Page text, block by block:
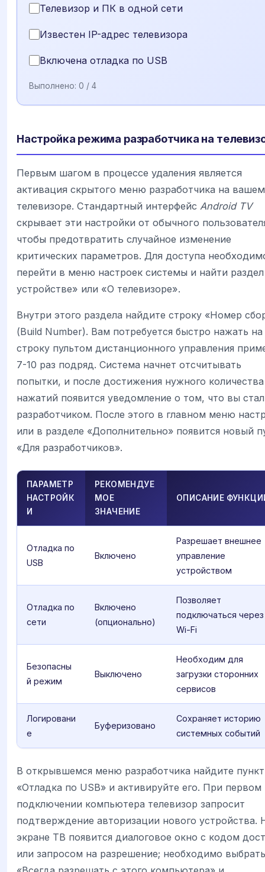
Телевизор и ПК в одной сети
Известен IP-адрес телевизора
Включена отладка по USB
Выполнено: 0 / 4
Настройка режима разработчика на
Первым шагом в процессе удаления является
активация скрытого меню разработчика на вашем
телевизоре. Стандартный интерфейс Android TV
скрывает эти настройки от обычного
чтобы предотвратить случайное изменение
критических параметров. Для доступа
перейти в меню настроек системы и найти
устройстве» или «О телевизоре».
Внутри этого раздела найдите строку «Номер
(Build Number). Вам потребуется быстро нажать на
строку пультом дистанционного управления
7-10 раз подряд. Система начнет отсчитывать
попытки, и после достижения нужного количества
нажатий появится уведомление о том, что вы
разработчиком. После этого в главном меню
или в разделе «Дополнительно» появится новый
«Для разработчиков».
ПАРАМЕТР
НАСТРОЙК
И
РЕКОМЕНДУЕ
МОЕ
ЗНАЧЕНИЕ
ОПИСАНИЕ
Отладка по
USB
Включено
Разрешает внешнее
управление
устройством
Отладка по
сети
Включено
(опционально)
Позволяет
подключаться через
Wi-Fi
Безопасны
й режим
Выключено
Необходим для
загрузки сторонних
сервисов
Логировани
е
Буферизовано
Сохраняет историю
системных событий
В открывшемся меню разработчика найдите пункт
«Отладка по USB» и активируйте его. При первом
подключении компьютера телевизор запросит
подтверждение авторизации нового устройства.
экране ТВ появится диалоговое окно с кодом
или запросом на разрешение; необходимо выбрать